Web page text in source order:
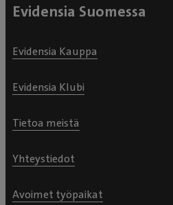
Evidensia Suomessa
Evidensia Kauppa
Evidensia Klubi
Tietoa meistä
Yhteystiedot
Avoimet työpaikat